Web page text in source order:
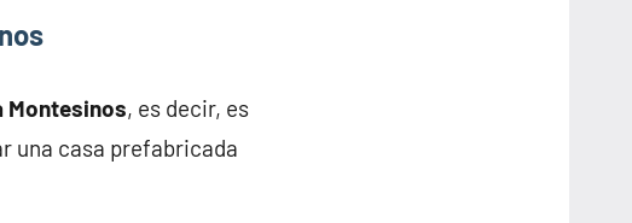
, es decir, es
una casa prefabricada